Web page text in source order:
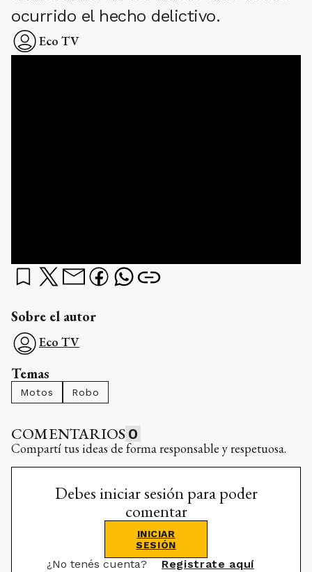
ocurrido el hecho delictivo.
Eco TV
Sobre el autor
Eco TV
Temas
Motos Robo
COMENTARIOS 0
Compartí tus ideas de forma responsable y respetuosa.
Debes iniciar sesión para poder
comentar
INICIAR
SESIÓN
¿No tenés cuenta? Registrate aquí